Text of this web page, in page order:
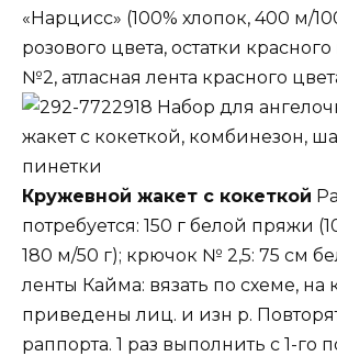
«Нарцисс» (100% хлопок, 400 м/
розового цвета, остатки
№2, атласная лента красного
Набор для
жакет с кокеткой, комбинезон,
пинетки
Кружевной жакет с кокеткой
потребуется: 150 г белой пряжи
180 м/50 г); крючок № 2,5: 75 см
ленты Кайма: вязать по схеме, на
приведены лиц. и изн р.
раппорта. 1 раз выполнить с 1-го